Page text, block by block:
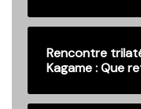
Rencontre
Kagame : Que